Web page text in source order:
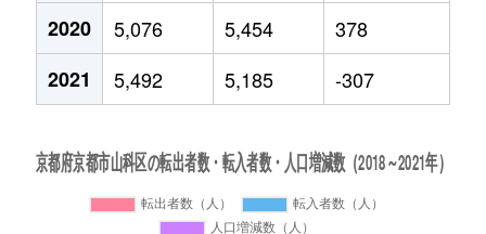
2020
5,076 5,454
378
2021
5,492 5,185 -307